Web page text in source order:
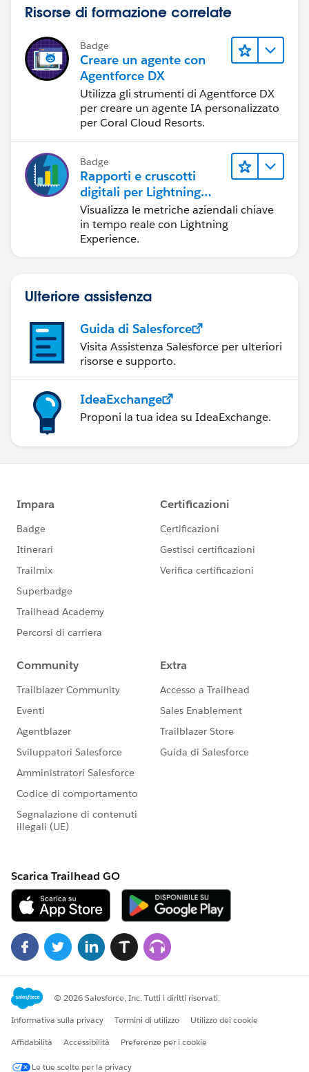
Risorse di formazione correlate
Badge
Creare un agente con
Agentforce DX
Utilizza gli strumenti di Agentforce DX
per creare un agente IA personalizzato
per Coral Cloud Resorts.
Badge
Rapporti e cruscotti
digitali per Lightning
Experience
Visualizza le metriche aziendali chiave
in tempo reale con Lightning
Experience.
Ulteriore assistenza
Guida di Salesforce
Visita Assistenza Salesforce per ulteriori
risorse e supporto.
IdeaExchange
Proponi la tua idea su IdeaExchange.